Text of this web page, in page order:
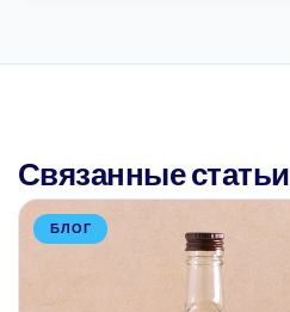
Связанные статьи
БЛОГ